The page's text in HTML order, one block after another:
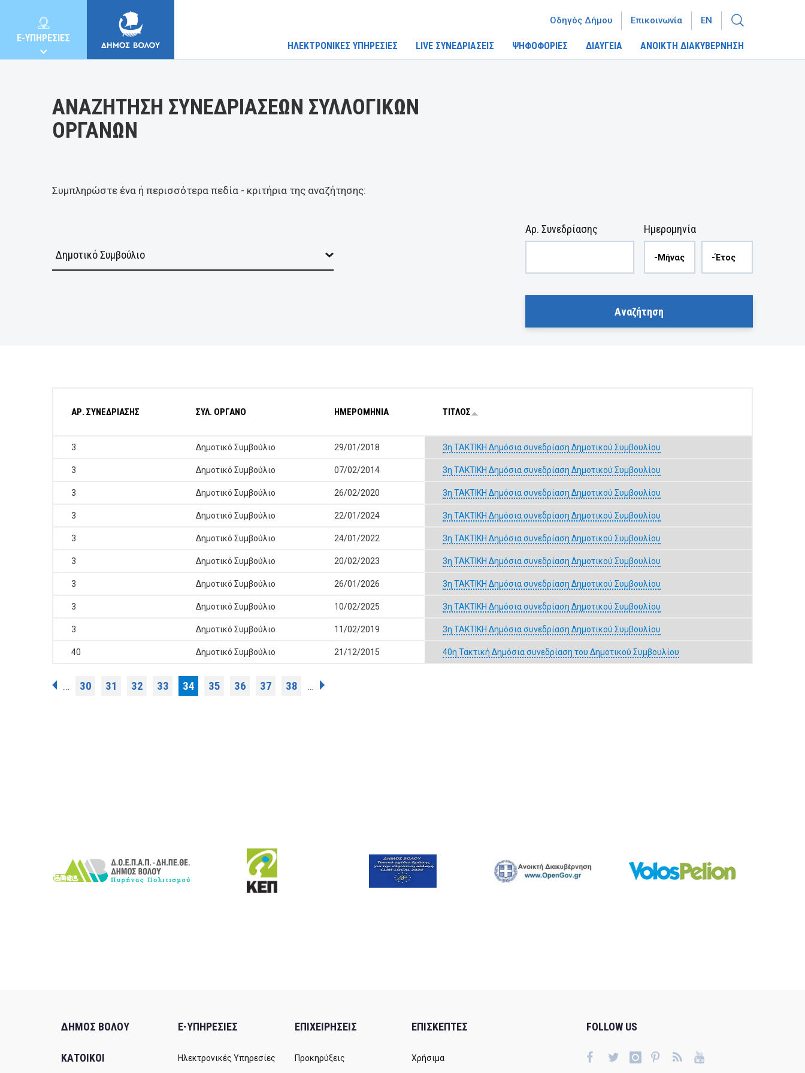
E-ΥΠΗΡΕΣΙΕΣ
ΕΠΙΧΕΙΡΗΣΕΙΣ
ΗΛΕΚΤΡΟΝΙΚΕΣ ΥΠΗΡΕΣΙΕΣ LIVE ΣΥΝΕΔΡΙΑΣΕΙΣ ΨΗΦΟΦΟΡΙΕΣ ΔΙΑΥΓΕΙΑ ΑΝΟΙΚΤΗ ΔΙΑΚΥΒΕΡΝΗΣΗ
Οδηγός Δήμου Επικοινωνία EN
ΑΝΑΖΗΤΗΣΗ ΣΥΝΕΔΡΙΑΣΕΩΝ ΣΥΛΛΟΓΙΚΩΝ
ΟΡΓΑΝΩΝ
Συμπληρώστε ένα ή περισσότερα πεδία - κριτήρια της αναζήτησης:
Ημερομηνία
Αρ. Συνεδρίασης
ΑΡ. ΣΥΝΕΔΡΙΑΣΗΣ ΣΥΛ. ΟΡΓΑΝΟ ΗΜΕΡΟΜΗΝΙΑ ΤΙΤΛΟΣ
3 Δημοτικό Συμβούλιο 29/01/2018 3η ΤΑΚΤΙΚΗ Δημόσια συνεδρίαση Δημοτικού Συμβουλίου
3 Δημοτικό Συμβούλιο 07/02/2014 3η ΤΑΚΤΙΚΗ Δημόσια συνεδρίαση Δημοτικού Συμβουλίου
3 Δημοτικό Συμβούλιο 26/02/2020 3η ΤΑΚΤΙΚΗ Δημόσια συνεδρίαση Δημοτικού Συμβουλίου
3 Δημοτικό Συμβούλιο 22/01/2024 3η ΤΑΚΤΙΚΗ Δημόσια συνεδρίαση Δημοτικού Συμβουλίου
3 Δημοτικό Συμβούλιο 24/01/2022 3η ΤΑΚΤΙΚΗ Δημόσια συνεδρίαση Δημοτικού Συμβουλίου
3 Δημοτικό Συμβούλιο 20/02/2023 3η ΤΑΚΤΙΚΗ Δημόσια συνεδρίαση Δημοτικού Συμβουλίου
3 Δημοτικό Συμβούλιο 26/01/2026 3η ΤΑΚΤΙΚΗ Δημόσια συνεδρίαση Δημοτικού Συμβουλίου
3 Δημοτικό Συμβούλιο 10/02/2025 3η ΤΑΚΤΙΚΗ Δημόσια συνεδρίαση Δημοτικού Συμβουλίου
3 Δημοτικό Συμβούλιο 11/02/2019 3η ΤΑΚΤΙΚΗ Δημόσια συνεδρίαση Δημοτικού Συμβουλίου
40 Δημοτικό Συμβούλιο 21/12/2015 40η Τακτική Δημόσια συνεδρίαση του Δημοτικού Συμβουλίου
Σελίδες
… 30 31 32 33 34 35 36 37 38 …
ΔΗΜΟΣ ΒΟΛΟΥ
ΚΑΤΟΙΚΟΙ
E-ΥΠΗΡΕΣΙΕΣ
Ηλεκτρονικές Υπηρεσίες
ΕΠΙΧΕΙΡΗΣΕΙΣ
Προκηρύξεις
ΕΠΙΣΚΕΠΤΕΣ
Χρήσιμα
FOLLOW US